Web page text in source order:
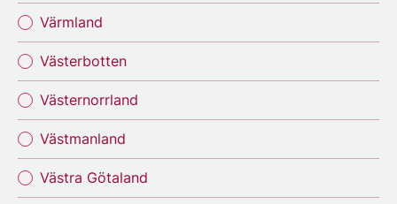
Värmland
Västerbotten
Västernorrland
Västmanland
Västra Götaland